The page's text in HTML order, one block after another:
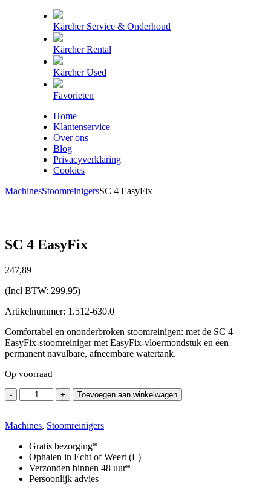
Kärcher Service & Onderhoud
Kärcher Rental
Kärcher Used
Favorieten
Home
Klantenservice
Over ons
Blog
Privacyverklaring
Cookies
MachinesStoomreinigersSC 4 EasyFix
SC 4 EasyFix
247,89
(Incl BTW: 299,95)
Artikelnummer: 1.512-630.0
Comfortabel en ononderbroken stoomreinigen: met de SC 4
EasyFix-stoomreiniger met EasyFix-vloermondstuk en een
permanent navulbare, afneembare watertank.
Op voorraad
-
4
aantal
+ Toevoegen aan winkelwagen
Machines, Stoomreinigers
Gratis bezorging*
Ophalen in Echt of Weert (L)
Verzonden binnen 48 uur*
Persoonlijk advies